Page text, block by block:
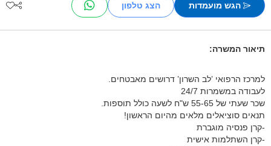
הגש מועמדות
תיאור המשרה:
למרכז הרפואי ’לב השרון’ דרושים מאבטחים.
לעבודה במשמרות 24/7
שכר שעתי של 55-65 ש"ח לשעה כולל תוספות.
תנאים סוציאלים מלאים מהיום הראשון!
-קרן פנסיה מוגברת
-קרן השתלמות אישית